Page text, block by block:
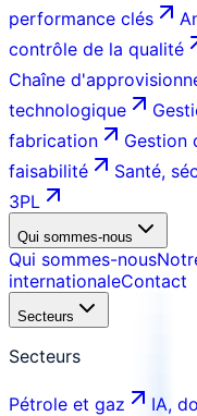
performance clés
contrôle de la qualité
Chaîne
technologique
fabrication
Gestion
faisabilité
Santé,
3PL
Qui sommes-nous
Qui sommes-nous
internationaleContact
Secteurs
Secteurs
Pétrole et gaz
IA,